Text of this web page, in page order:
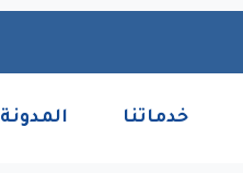
خدماتنا المدونة